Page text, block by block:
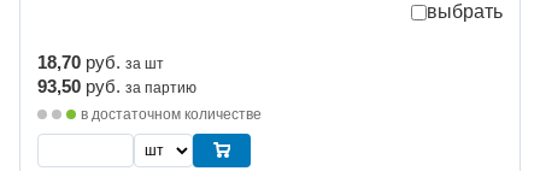
выбрать
18,70 руб. за шт
93,50 руб. за партию
в достаточном количестве